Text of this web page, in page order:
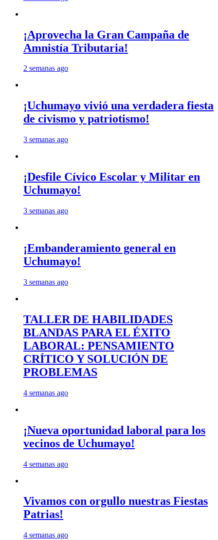
¡Aprovecha la Gran Campaña de
Amnistía Tributaria!
2 semanas ago
¡Uchumayo vivió una verdadera fiesta
de civismo y patriotismo!
3 semanas ago
¡Desfile Cívico Escolar y Militar en
Uchumayo!
3 semanas ago
¡Embanderamiento general en
Uchumayo!
3 semanas ago
TALLER DE HABILIDADES
BLANDAS PARA EL ÉXITO
LABORAL: PENSAMIENTO
CRÍTICO Y SOLUCIÓN DE
PROBLEMAS
4 semanas ago
¡Nueva oportunidad laboral para los
vecinos de Uchumayo!
4 semanas ago
Vivamos con orgullo nuestras Fiestas
Patrias!
4 semanas ago